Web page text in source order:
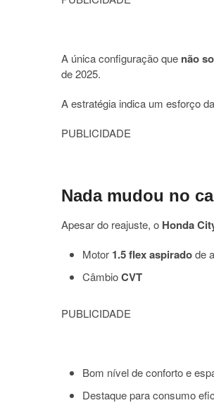
A única configuração que não
de 2025.
A estratégia indica um esforço
PUBLICIDADE
Nada mudou no
Apesar do reajuste, o Honda
Motor 1.5 flex aspiradode
CâmbioCVT
PUBLICIDADE
Bom nível de conforto e
Destaque para consumo